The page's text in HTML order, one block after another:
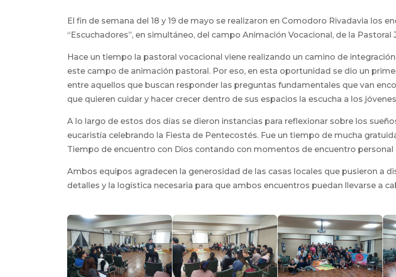
El fin de semana del 18 y 19 de mayo se realizaron en Comodoro Rivadavia los
“Escuchadores”, en simultáneo, del campo Animación Vocacional, de la Pastoral
Hace un tiempo la pastoral vocacional viene realizando un camino de
este campo de animación pastoral. Por eso, en esta oportunidad se dio un
entre aquellos que buscan responder las preguntas fundamentales que van
que quieren cuidar y hacer crecer dentro de sus espacios la escucha a los
A lo largo de estos dos días se dieron instancias para reflexionar sobre los
eucaristía celebrando la Fiesta de Pentecostés. Fue un tiempo de mucha
Tiempo de encuentro con Dios contando con momentos de encuentro personal
Ambos equipos agradecen la generosidad de las casas locales que pusieron a
detalles y la logística necesaria para que ambos encuentros puedan llevarse a